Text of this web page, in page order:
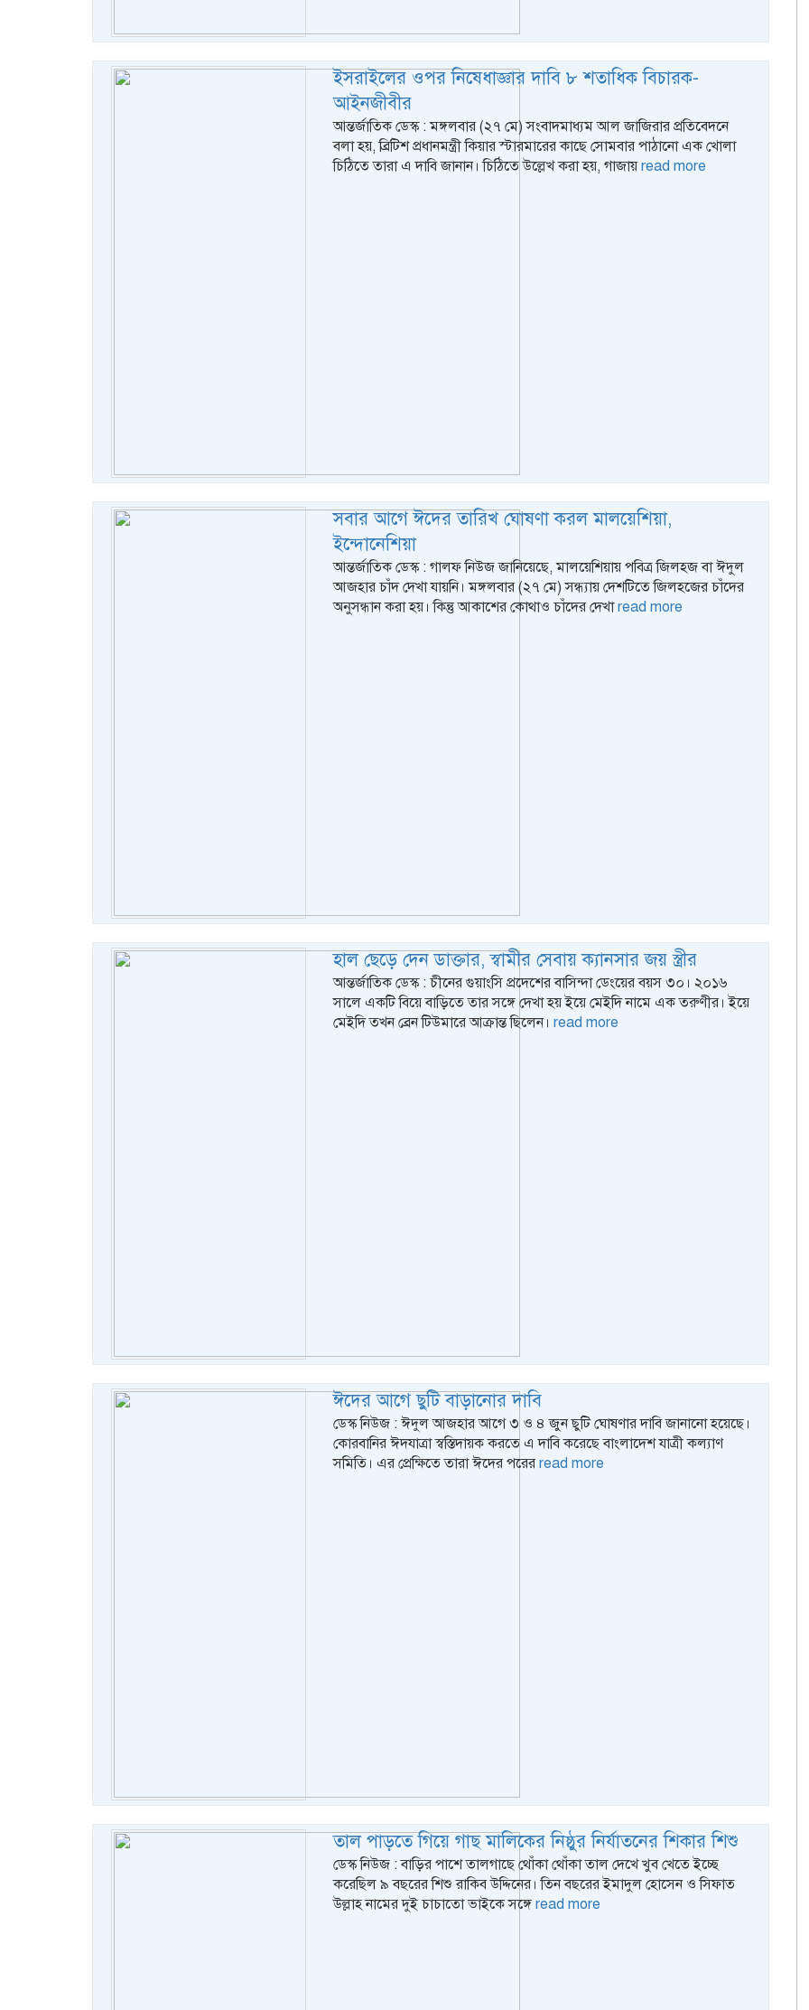
ইসরাইলের ওপর নিষেধাজ্ঞার দাবি ৮ শতাধিক বিচারক-
আইনজীবীর
আন্তর্জাতিক ডেস্ক : মঙ্গলবার (২৭ মে) সংবাদমাধ্যম আল জাজিরার প্রতিবেদনে
বলা হয়, ব্রিটিশ প্রধানমন্ত্রী কিয়ার স্টারমারের কাছে সোমবার পাঠানো এক খোলা
চিঠিতে তারা এ দাবি জানান। চিঠিতে উল্লেখ করা হয়, গাজায়read more
সবার আগে ঈদের তারিখ ঘোষণা করল মালয়েশিয়া,
ইন্দোনেশিয়া
আন্তর্জাতিক ডেস্ক : গালফ নিউজ জানিয়েছে, মালয়েশিয়ায় পবিত্র জিলহজ বা ঈদুল
আজহার চাঁদ দেখা যায়নি। মঙ্গলবার (২৭ মে) সন্ধ্যায় দেশটিতে জিলহজের চাঁদের
অনুসন্ধান করা হয়। কিন্তু আকাশের কোথাও চাঁদের দেখাread more
হাল ছেড়ে দেন ডাক্তার, স্বামীর সেবায় ক্যানসার জয় স্ত্রীর
আন্তর্জাতিক ডেস্ক : চীনের গুয়াংসি প্রদেশের বাসিন্দা ডেংয়ের বয়স ৩০। ২০১৬
সালে একটি বিয়ে বাড়িতে তার সঙ্গে দেখা হয় ইয়ে মেইদি নামে এক তরুণীর। ইয়ে
মেইদি তখন ব্রেন টিউমারে আক্রান্ত ছিলেন। read more
ঈদের আগে ছুটি বাড়ানোর দাবি
ডেস্ক নিউজ : ঈদুল আজহার আগে ৩ ও ৪ জুন ছুটি ঘোষণার দাবি জানানো হয়েছে।
কোরবানির ঈদযাত্রা স্বস্তিদায়ক করতে এ দাবি করেছে বাংলাদেশ যাত্রী কল্যাণ
সমিতি। এর প্রেক্ষিতে তারা ঈদের পরের read more
তাল পাড়তে গিয়ে গাছ মালিকের নিষ্ঠুর নির্যাতনের শিকার শিশু
ডেস্ক নিউজ : বাড়ির পাশে তালগাছে থোঁকা থোঁকা তাল দেখে খুব খেতে ইচ্ছে
করেছিল ৯ বছরের শিশু রাকিব উদ্দিনের। তিন বছরের ইমাদুল হোসেন ও সিফাত
উল্লাহ নামের দুই চাচাতো ভাইকে সঙ্গে read more